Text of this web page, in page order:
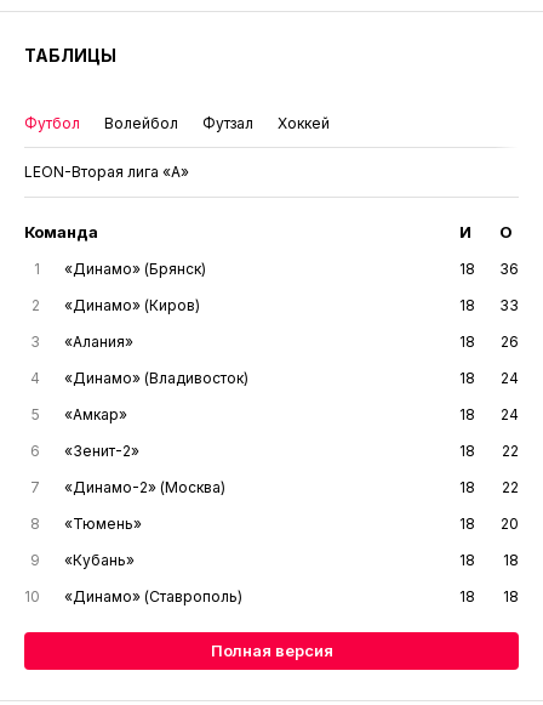
ТАБЛИЦЫ
Футбол Волейбол Футзал Хоккей
LEON-Вторая лига «А»
Команда И О
1 «Динамо» (Брянск) 18
36
2
«Динамо» (Киров) 18
33
3
«Алания» 18
26
4
«Динамо» (Владивосток) 18
24
5
«Амкар» 18
24
6
«Зенит-2» 18
22
7
«Динамо-2» (Москва) 18
22
8
«Тюмень» 18
20
9
«Кубань» 18
18
10
«Динамо» (Ставрополь) 18 18
Полная версия